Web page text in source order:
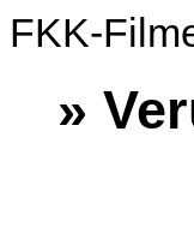
FKK-
»